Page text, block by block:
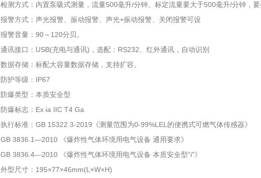
检测方式：内置泵吸式测量，流量500毫升/分钟。标定流量要大于500毫升/分钟，
报警方式：声光报警、振动报警、声光+振动报警、关闭报警可设
报警音量：90～120分贝。
通讯接口：USB(充电与通讯)，选配：RS232、红外通讯，自动识别
数据存储：标配大容量数据存储，支持扩容。
防护等级：IP67
防爆类型：本质安全型
防爆标志：Ex ia IIC T4 Ga
执行标准：GB 15322.3-2019《测量范围为0-99%LEL的便携式可燃气体传感器》
GB 3836.1—2010 《爆炸性气体环境用电气设备 通用要求》
GB 3836.4—2010 《爆炸性气体环境用电气设备 本质安全型“i"》
外型尺寸：195×77×46mm(L×W×H)